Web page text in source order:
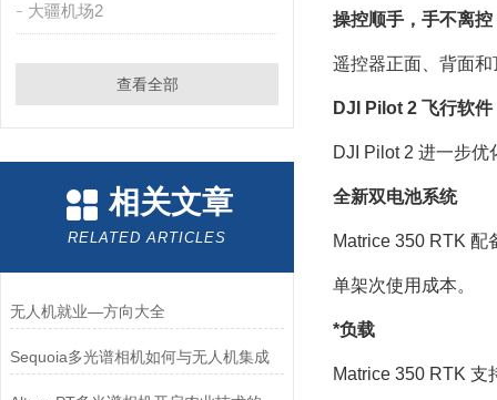
大疆机场2
查看全部
相关文章
RELATED ARTICLES
无人机就业—方向大全
Sequoia多光谱相机如何与无人机集成
操控顺手，手不离控
遥控器正面、背面
DJI Pilot 2 飞行软件
DJI Pilot 2 进一步
全新双电池系统
Matrice 350 RTK 配
单架次使用成本。
*负载
Matrice 350 RTK 支